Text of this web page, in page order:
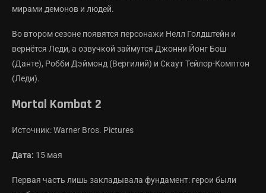
мирами демонов и людей.
Во втором сезоне появятся персонажи Нелл Голдштейн и
вернётся Леди, а озвучкой займутся Джонни Йонг Бош
(Данте), Робби Дэймонд (Вергилий) и Скаут Тейлор-Комптон
(Леди).
Mortal Kombat 2
Источник: Warner Bros. Pictures
Дата: 15 мая
Первая часть лишь закладывала фундамент: герои были